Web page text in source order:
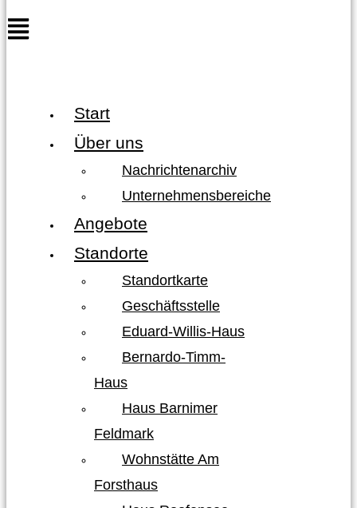
Start
Über uns
Nachrichtenarchiv
Unternehmensbereiche
Angebote
Standorte
Standortkarte
Geschäftsstelle
Eduard-Willis-Haus
Bernardo-Timm-
Haus
Haus Barnimer
Feldmark
Wohnstätte Am
Forsthaus